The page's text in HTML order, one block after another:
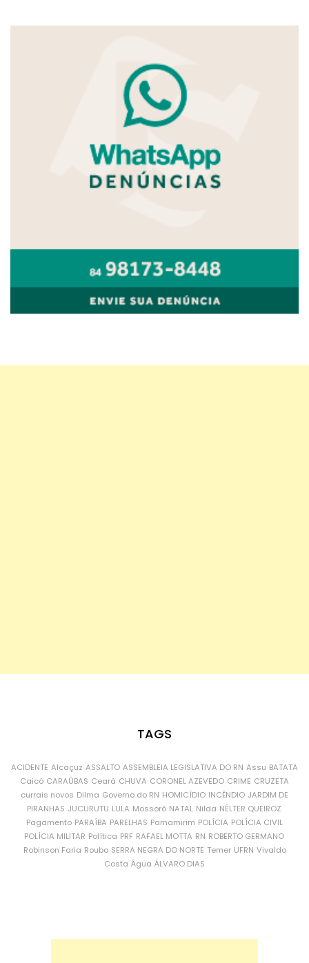
TAGS
ACIDENTE Alcaçuz ASSALTO ASSEMBLEIA LEGISLATIVA DO RN Assu BATATA
Caicó CARAÚBAS Ceará CHUVA CORONEL AZEVEDO CRIME CRUZETA
currais novos Dilma Governo do RN HOMICÍDIO INCÊNDIO JARDIM DE
PIRANHAS JUCURUTU LULA Mossoró NATAL Nilda NÉLTER QUEIROZ
Pagamento PARAÍBA PARELHAS Parnamirim POLÍCIA POLÍCIA CIVIL
POLÍCIA MILITAR Política PRF RAFAEL MOTTA RN ROBERTO GERMANO
Robinson Faria Roubo SERRA NEGRA DO NORTE Temer UFRN Vivaldo
Costa Água ÁLVARO DIAS